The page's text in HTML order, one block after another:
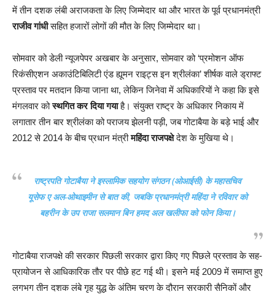
में तीन दशक लंबी अराजकता के लिए जिम्मेदार था और भारत के पूर्व प्रधानमंत्री
राजीव गांधीसहित हजारों लोगों की मौत के लिए जिम्मेदार था।
सोमवार को डेली न्यूजपेपर अखबार के अनुसार, सोमवार को ‘प्रमोशन ऑफ
रिकंसीएशन अकाउंटिबिलिटी एंड ह्यूमन राइट्स इन श्रीलंका’ शीर्षक वाले ड्राफ्ट
प्रस्ताव पर मतदान किया जाना था, लेकिन जिनेवा में अधिकारियों ने कहा कि इसे
मंगलवार कोस्थगित कर दिया गयाहै। संयुक्त राष्ट्र के अधिकार निकाय में
लगातार तीन बार श्रीलंका को पराजय झेलनी पड़ी, जब गोटाबैया के बड़े भाई और
2012 से 2014 के बीच प्रधान मंत्रीमहिंदा राजपक्षेदेश के मुखिया थे।
राष्ट्रपति गोटाबैया ने इस्लामिक सहयोग संगठन (ओआईसी) के महासचिव
यूसेफ ए अल-ओथाइमीन से बात की, जबकि प्रधानमंत्री महिंदा ने रविवार को
बहरीन के उप राजा सलमान बिन हमद अल खलीफा को फोन किया।
गोटाबैया राजपक्षे की सरकार पिछली सरकार द्वारा किए गए पिछले प्रस्ताव के सह-
प्रायोजन से आधिकारिक तौर पर पीछे हट गई थी। इसने मई 2009 में समाप्त हुए
लगभग तीन दशक लंबे गृह युद्ध के अंतिम चरण के दौरान सरकारी सैनिकों और